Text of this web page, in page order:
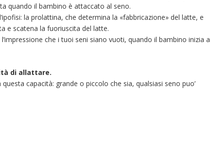
quando il bambino è attaccato al seno.
la prolattina, che determina la «fabbricazione» del latte, e
e scatena la fuoriuscita del latte.
che i tuoi seni siano vuoti, quando il bambino inizia a
di allattare.
capacità: grande o piccolo che sia, qualsiasi seno puo’